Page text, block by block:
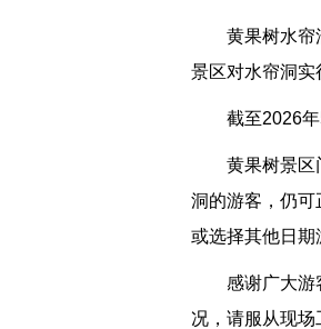
黄果树水帘
景区对水帘洞实
截至2026
黄果树景区
洞的游客，仍
或选择其他日期
感谢广大游
况，请服从现场